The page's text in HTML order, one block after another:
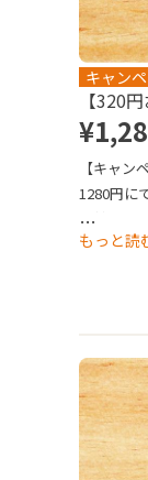
キャン
【320
【キャン
1280円に
自社工場
に彩る一品
…
もっと読